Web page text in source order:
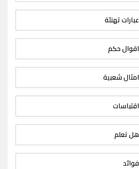
عبارات تهنئة
اقوال حكم
امثال شعبية
اقتباسات
هل تعلم
فوائد